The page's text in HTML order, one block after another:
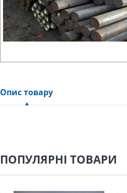
Опис товару
ПОПУЛЯРНІ ТОВАРИ